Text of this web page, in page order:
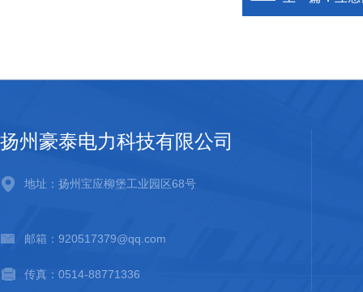
扬州豪泰电力科技有限公司
地址：扬州宝应柳堡工业园区68号
邮箱：920517379@qq.com
传真：0514-88771336